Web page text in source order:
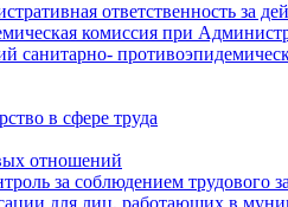
ответственность за
комиссия при
санитарно-
в сфере труда
отношений
за соблюдением трудового
для лиц, работающих в